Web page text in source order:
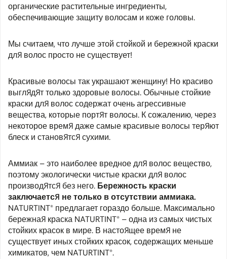
органические растительные ингредиенты,
обеспечивающие защиту волосам и коже головы.
Мы считаем, что лучше этой стойкой и бережной краски
для волос просто не существует!
Красивые волосы так украшают женщину! Но красиво
выглядят только здоровые волосы. Обычные стойкие
краски для волос содержат очень агрессивные
вещества, которые портят волосы. К сожалению, через
некоторое время даже самые красивые волосы теряют
блеск и становятся сухими.
Аммиак – это наиболее вредное для волос вещество,
поэтому экологически чистые краски для волос
производятся без него. Бережность краски
заключается не только в отсутствии аммиака.
NATURTINT® предлагает гораздо больше. Максимально
бережная краска NATURTINT® – одна из самых чистых
стойких красок в мире. В настоящее время не
существует иных стойких красок, содержащих меньше
химикатов, чем NATURTINT®.